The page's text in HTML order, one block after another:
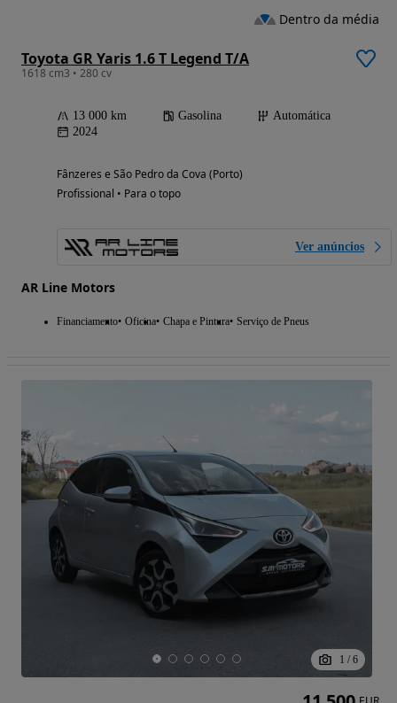
Toyota GR Yaris 1.6 T Legend T/A
1618 cm3 • 280 cv
13 000 km Gasolina
Automática
2024
Fânzeres e São Pedro da Cova (Porto)
Profissional • Para o topo
Ver anúncios
AR Line Motors
Financiamento Oficina Chapa e Pintura Serviço de Pneus
Dentro da média
1 / 6